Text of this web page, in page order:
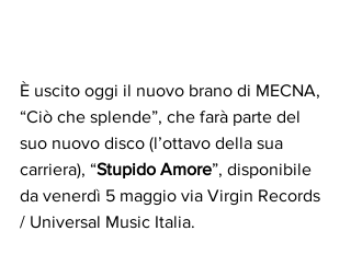
È uscito oggi il nuovo brano di MECNA,
“Ciò che splende”, che farà parte del
suo nuovo disco (l’ottavo della sua
carriera), “Stupido Amore”, disponibile
da venerdì 5 maggio via Virgin Records
/ Universal Music Italia.